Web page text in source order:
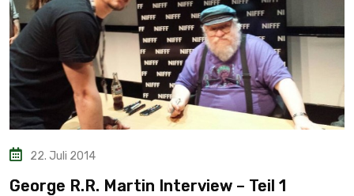
22. Juli 2014
George R.R. Martin Interview – Teil 1